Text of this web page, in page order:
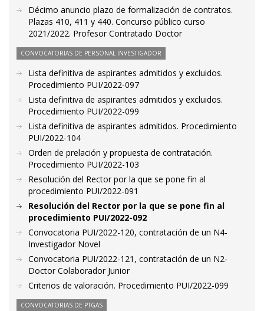
Décimo anuncio plazo de formalización de contratos.
Plazas 410, 411 y 440. Concurso público curso
2021/2022. Profesor Contratado Doctor
CONVOCATORIAS DE PERSONAL INVESTIGADOR
Lista definitiva de aspirantes admitidos y excluidos.
Procedimiento PUI/2022-097
Lista definitiva de aspirantes admitidos y excluidos.
Procedimiento PUI/2022-099
Lista definitiva de aspirantes admitidos. Procedimiento
PUI/2022-104
Orden de prelación y propuesta de contratación.
Procedimiento PUI/2022-103
Resolución del Rector por la que se pone fin al
procedimiento PUI/2022-091
Resolución del Rector por la que se pone fin al
procedimiento PUI/2022-092
Convocatoria PUI/2022-120, contratación de un N4-
Investigador Novel
Convocatoria PUI/2022-121, contratación de un N2-
Doctor Colaborador Junior
Criterios de valoración. Procedimiento PUI/2022-099
CONVOCATORIAS DE PTGAS